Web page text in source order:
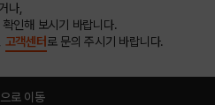
나,
인해 보시기 바랍니다.
고객센터 로 문의 주시기 바랍니다.
로 이동